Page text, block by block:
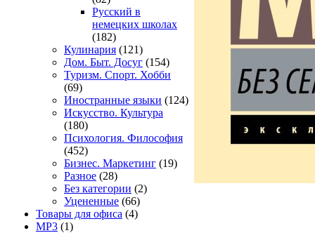
Русский в
немецких школах
(182)
Кулинария (121)
Дом. Быт. Досуг (154)
Туризм. Спорт. Хобби
(69)
Иностранные языки (124)
Искусство. Культура
(180)
Психология. Философия
(452)
Бизнес. Маркетинг (19)
Разное (28)
Без категории (2)
Уцененные (66)
Товары для офиса (4)
MP3 (1)